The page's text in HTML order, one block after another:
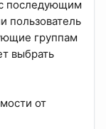
последующим
пользователь
группам
выбрать
от